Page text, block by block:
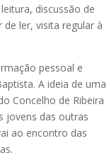
discussão de
ler, visita regular à
pessoal e
A ideia de uma
Concelho de Ribeira
jovens das outras
ao encontro das